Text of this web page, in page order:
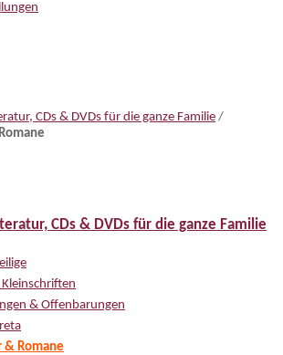
CDs & DVDs für die ganze Familie /
CDs & DVDs für die ganze Familie
& Offenbarungen
& Romane